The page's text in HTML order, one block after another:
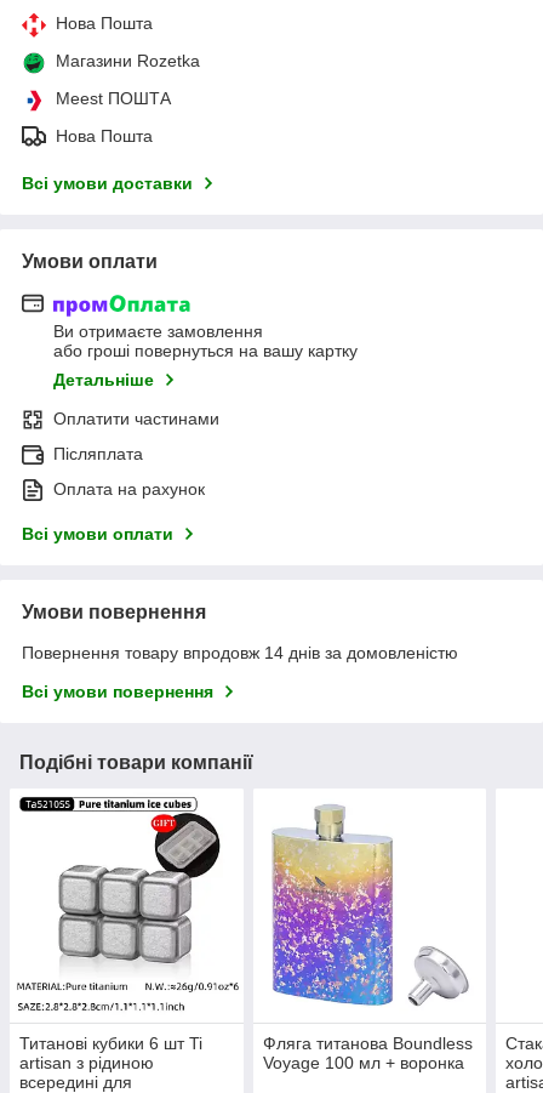
Нова Пошта
Магазини Rozetka
Meest ПОШТА
Нова Пошта
Всі умови доставки
Умови оплати
Ви отримаєте замовлення
або гроші повернуться на вашу картку
Детальніше
Оплатити частинами
Післяплата
Оплата на рахунок
Всі умови оплати
Умови повернення
Повернення товару впродовж 14 днів за домовленістю
Всі умови повернення
Подібні товари компанії
Титанові кубики 6 шт Ti
artisan з рідиною
всередині для
Фляга титанова Boundless
Voyage 100 мл + воронка